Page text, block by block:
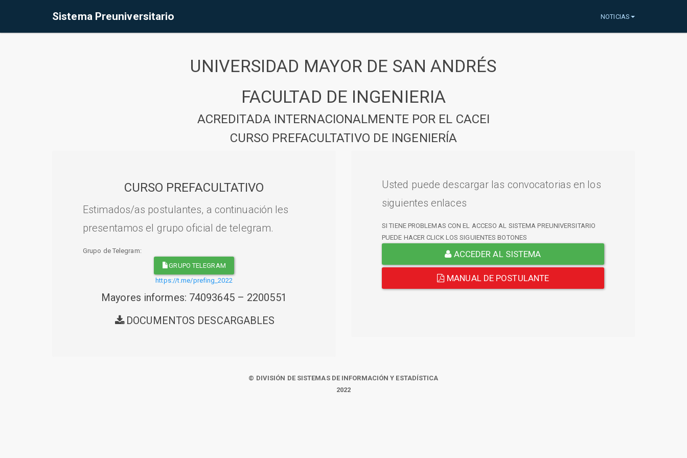
Sistema Preuniversitario NOTICIAS
UNIVERSIDAD MAYOR DE SAN ANDRÉS
FACULTAD DE INGENIERIA
ACREDITADA INTERNACIONALMENTE POR EL CACEI
CURSO PREFACULTATIVO DE INGENIERÍA
CURSO PREFACULTATIVO
Estimados/as postulantes, a continuación les
presentamos el grupo oficial de telegram.
Grupo de Telegram:
GRUPO TELEGRAM
https://t.me/prefing_2022
Mayores informes: 74093645 – 2200551
DOCUMENTOS DESCARGABLES
Usted puede descargar las convocatorias en los
siguientes enlaces
SI TIENE PROBLEMAS CON EL ACCESO AL SISTEMA PREUNIVERSITARIO
PUEDE HACER CLICK LOS SIGUIENTES BOTONES
ACCEDER AL SISTEMA
MANUAL DE POSTULANTE
© DIVISIÓN DE SISTEMAS DE INFORMACIÓN Y ESTADÍSTICA
2022